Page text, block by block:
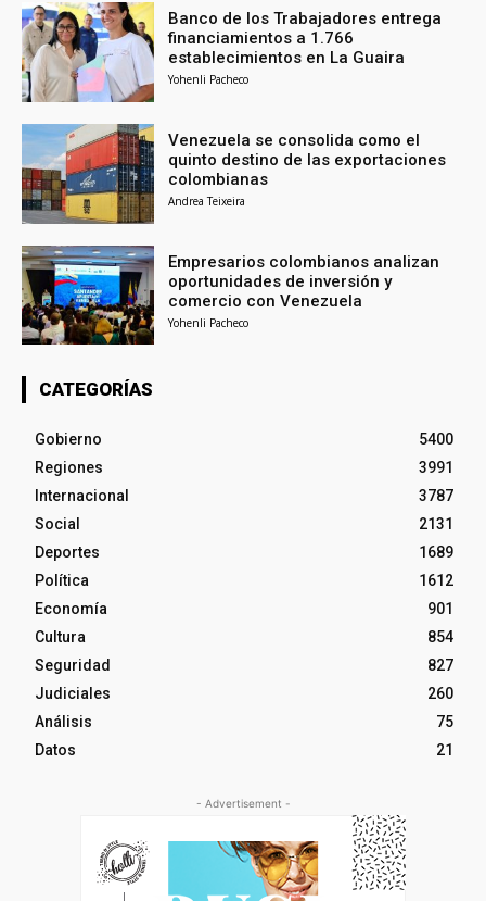
Banco de los Trabajadores entrega
financiamientos a 1.766
establecimientos en La Guaira
Yohenli Pacheco
Venezuela se consolida como el
quinto destino de las exportaciones
colombianas
Andrea Teixeira
Empresarios colombianos analizan
oportunidades de inversión y
comercio con Venezuela
Yohenli Pacheco
CATEGORÍAS
Gobierno
5400
Regiones
3991
Internacional
3787
Social
2131
Deportes
1689
Política
1612
Economía
901
Cultura
854
Seguridad
827
Judiciales
260
Análisis
75
Datos
21
- Advertisement -